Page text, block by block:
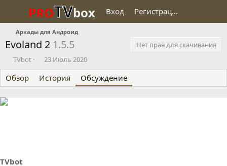
PROTVbox Вход Регистрация
Аркады для Андроид
Evoland 2 1.5.5
Нет прав для скачивания
А
т
о
р
TVbot
Д
т
а
н
23 Июль 2020
Обзор История Обсуждение
TVbot